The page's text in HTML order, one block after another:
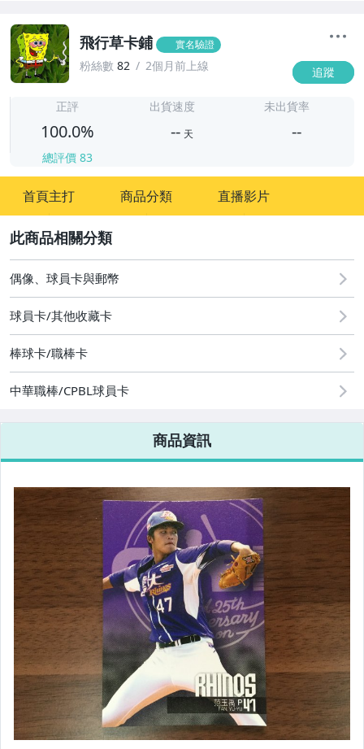
飛行草卡鋪 實名驗證
粉絲數 82 2個月前上線 追蹤
正評
100.0%
總評價 83
出貨速度
-- 天
未出貨率
--
首頁主打 商品分類 直播影片
偶像、球員卡與郵幣
球員卡/其他收藏卡
棒球卡/職棒卡
中華職棒/CPBL球員卡
商品資訊